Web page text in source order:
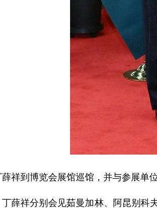
祥到博览会展馆巡馆，并与参展单
丁薛祥分别会见茹曼加林、阿昆别